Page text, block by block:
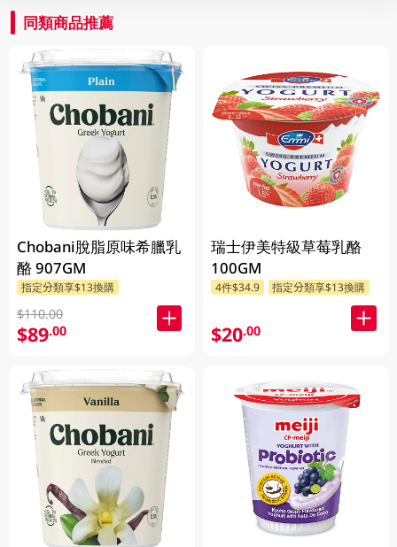
同類商品推薦
Chobani脫脂原味希臘乳
酪 907GM
指定分類享$13換購
$110.00
$89.00
瑞士伊美特級草莓乳酪
100GM
4件$34.9 指定分類享$13換購
$20.00